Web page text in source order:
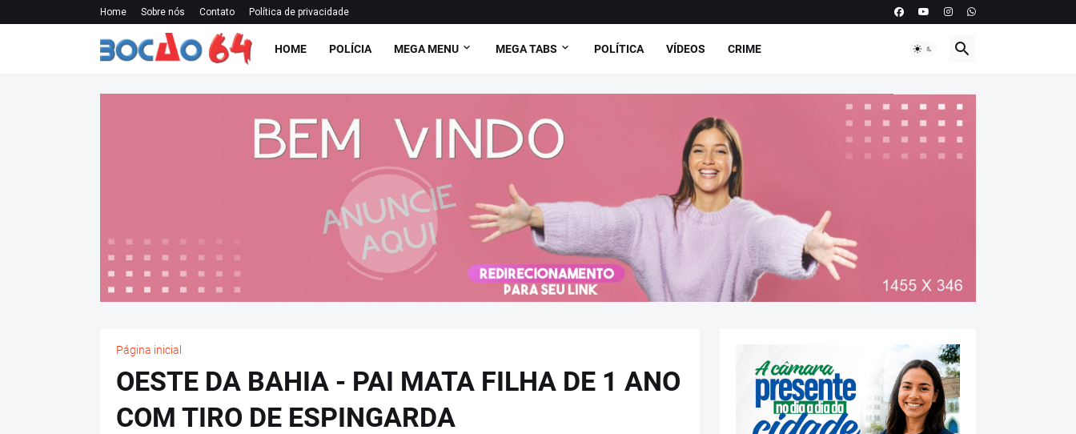
Home Sobre nós Contato Política de privacidade
HOME POLÍCIA MEGA MENU MEGA TABS POLÍTICA VÍDEOS CRIME
Página inicial
OESTE DA BAHIA - PAI MATA FILHA DE 1 ANO
COM TIRO DE ESPINGARDA